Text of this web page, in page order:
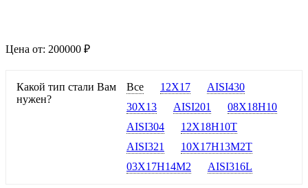
Цена от: 200000 ₽
Какой тип стали Вам
нужен?
Все 12Х17
AISI430
30Х13
AISI201
08Х18Н10
AISI304
12Х18Н10Т
AISI321
10Х17Н13М2Т
03Х17Н14М2
AISI316L